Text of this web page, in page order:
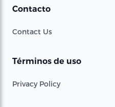
Contacto
Contact Us
Términos de uso
Privacy Policy